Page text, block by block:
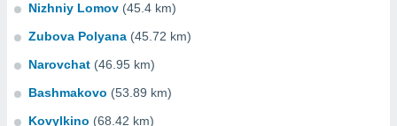
Nizhniy Lomov (45.4 km)
Zubova Polyana (45.72 km)
Narovchat (46.95 km)
Bashmakovo (53.89 km)
Kovylkino (68.42 km)